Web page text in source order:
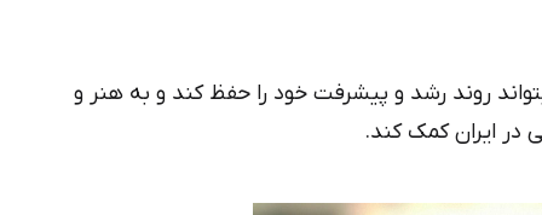
روند رشد و پیشرفت خود را حفظ کند و به هنر و
ایران کمک کند.